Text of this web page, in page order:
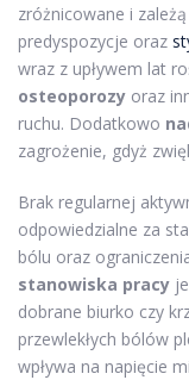
zróżnicowane i
predyspozycje oraz
wraz z upływem lat
osteoporozy oraz
ruchu. Dodatkowo
zagrożenie, gdyż
Brak regularnej
odpowiedzialne za
bólu oraz
stanowiska pracy
dobrane biurko czy
przewlekłych bólów
wpływa na napięcie